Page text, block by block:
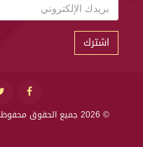
اشترك
© 2026 جميع الحقوق محفوظة .